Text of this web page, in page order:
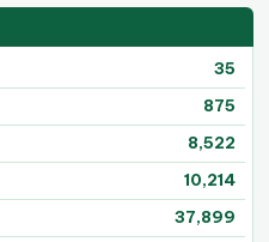
35
875
8,522
10,214
37,899